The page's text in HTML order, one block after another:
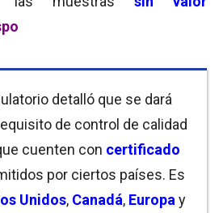
detalló que se dará
de control de calidad
cuenten con certificado
por ciertos países. Es
Unidos, Canadá, Europa y